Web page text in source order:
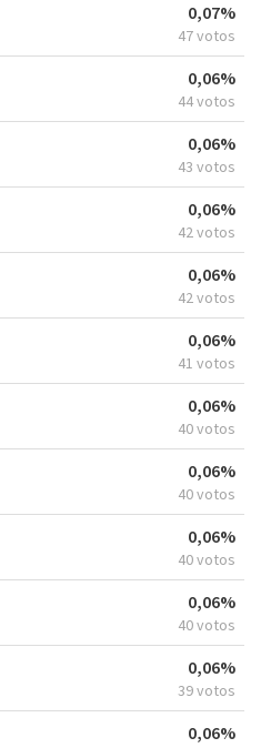
0,07%
47 votos
0,06%
44 votos
0,06%
43 votos
0,06%
42 votos
0,06%
42 votos
0,06%
41 votos
0,06%
40 votos
0,06%
40 votos
0,06%
40 votos
0,06%
40 votos
0,06%
39 votos
0,06%